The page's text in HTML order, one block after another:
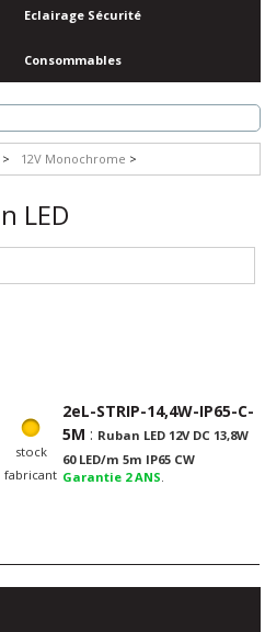
Eclairage Sécurité
Consommables
12V Monochrome
LED
stock
fabricant
2eL-STRIP-14,4W-IP65-C-
5M : Ruban LED 12V DC 13,8W
60 LED/m 5m IP65 CW
Garantie 2 ANS